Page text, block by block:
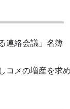
連絡会議」名簿
コメの増産を求